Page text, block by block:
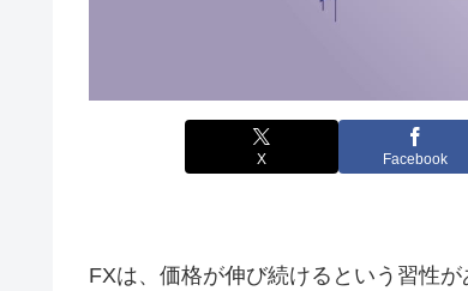
X Facebook
FXは、価格が伸び続けるという習性